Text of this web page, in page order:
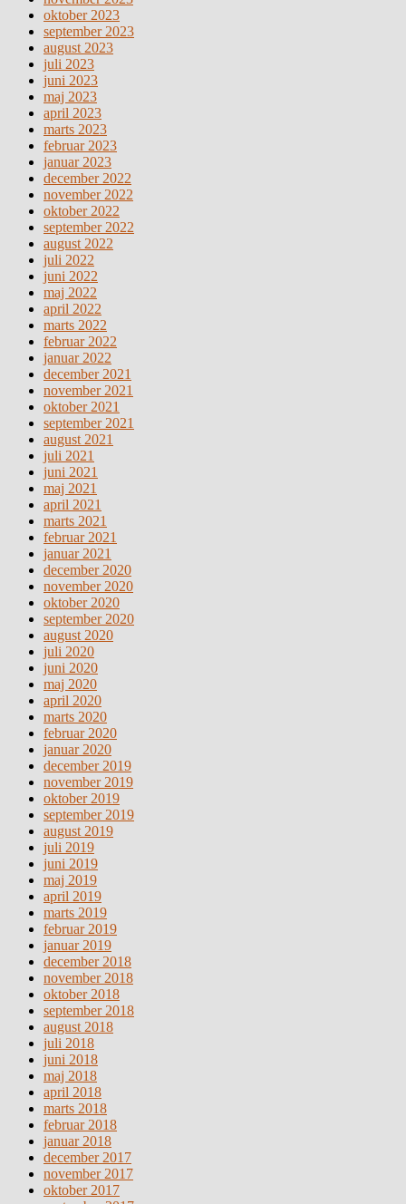
oktober 2023
september 2023
august 2023
juli 2023
juni 2023
maj 2023
april 2023
marts 2023
februar 2023
januar 2023
december 2022
november 2022
oktober 2022
september 2022
august 2022
juli 2022
juni 2022
maj 2022
april 2022
marts 2022
februar 2022
januar 2022
december 2021
november 2021
oktober 2021
september 2021
august 2021
juli 2021
juni 2021
maj 2021
april 2021
marts 2021
februar 2021
januar 2021
december 2020
november 2020
oktober 2020
september 2020
august 2020
juli 2020
juni 2020
maj 2020
april 2020
marts 2020
februar 2020
januar 2020
december 2019
november 2019
oktober 2019
september 2019
august 2019
juli 2019
juni 2019
maj 2019
april 2019
marts 2019
februar 2019
januar 2019
december 2018
november 2018
oktober 2018
september 2018
august 2018
juli 2018
juni 2018
maj 2018
april 2018
marts 2018
februar 2018
januar 2018
december 2017
november 2017
oktober 2017